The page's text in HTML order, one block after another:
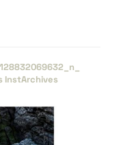
InstArchives